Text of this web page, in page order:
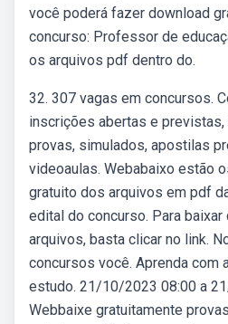
você poderá fazer download
concurso: Professor de
os arquivos pdf dentro do.
32. 307 vagas em concursos.
inscrições abertas e
provas, simulados, apostilas
videoaulas. Webabaixo estão
gratuito dos arquivos em pdf
edital do concurso. Para
arquivos, basta clicar no link.
concursos você. Aprenda com
estudo. 21/10/2023 08:00 a
Webbaixe gratuitamente